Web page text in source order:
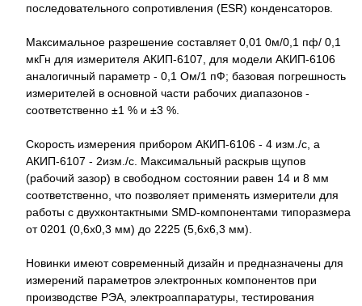
последовательного сопротивления (ESR) конденсаторов.
Максимальное разрешение составляет 0,01 0м/0,1 пф/ 0,1
мкГн для измерителя АКИП-6107, для модели АКИП-6106
аналогичный параметр - 0,1 Ом/1 пФ; базовая погрешность
измерителей в основной части рабочих диапазонов -
соответственно ±1 % и ±3 %.
Скорость измерения прибором АКИП-6106 - 4 изм./с, а
АКИП-6107 - 2изм./с. Максимальный раскрыв щупов
(рабочий зазор) в свободном состоянии равен 14 и 8 мм
соответственно, что позволяет применять измерители для
работы с двухконтактными SMD-компонентами типоразмера
от 0201 (0,6x0,3 мм) до 2225 (5,6x6,3 мм).
Новинки имеют современный дизайн и предназначены для
измерений параметров электронных компонентов при
производстве РЭА, электроаппаратуры, тестирования